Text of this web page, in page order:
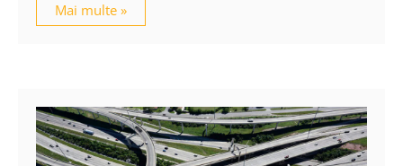
Mai multe »